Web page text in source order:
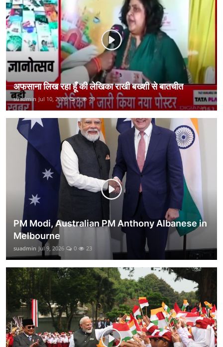
कानून
राजनीति
वीडियो
अफसाना लिख रहा हूँ की लेखिका राखी बख्शी से बातचीत
suadmin Jul 10, 2026 0 29
PM Modi, Australian PM Anthony Albanese in
Melbourne
suadmin Jul 9, 2026 0 23